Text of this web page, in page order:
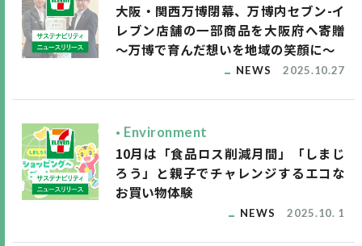
大阪・関西万博閉幕、万博内セブン-イ
レブン店舗の一部商品を大阪府へ寄贈
～万博で育んだ想いを地域の笑顔に～
NEWS 2025.10.27
Environment
10月は「食品ロス削減月間」「しまじ
ろう」と親子でチャレンジするエコな
お買い物体験
NEWS 2025.10. 1